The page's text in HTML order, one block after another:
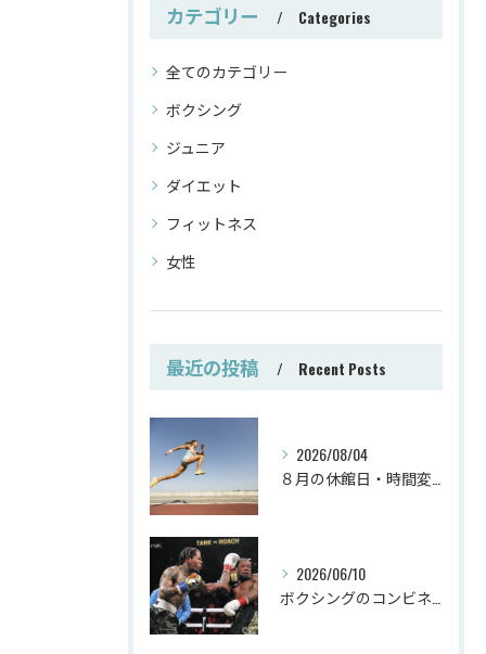
カテゴリー Categories
全てのカテゴリー
ボクシング
ジュニア
ダイエット
フィットネス
女性
最近の投稿 Recent Posts
2026/08/04
2026/06/10